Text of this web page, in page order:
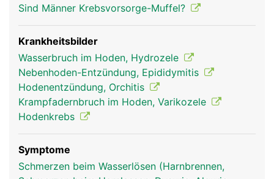
Sind Männer Krebsvorsorge-Muffel?
Krankheitsbilder
Wasserbruch im Hoden, Hydrozele
Nebenhoden-Entzündung, Epididymitis
Hodenentzündung, Orchitis
Krampfadernbruch im Hoden, Varikozele
Hodenkrebs
Symptome
Schmerzen beim Wasserlösen (Harnbrennen,